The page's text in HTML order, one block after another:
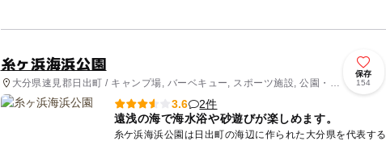
糸ヶ浜海浜公園
大分県速見郡日出町 / キャンプ場, バーベキュー, スポーツ施設, 公園・総
合公園, 海水浴場
保存
154
3.6
2件
遠浅の海で海水浴や砂遊びが楽しめます。
糸ケ浜海浜公園は日出町の海辺に作られた大分県を代表する